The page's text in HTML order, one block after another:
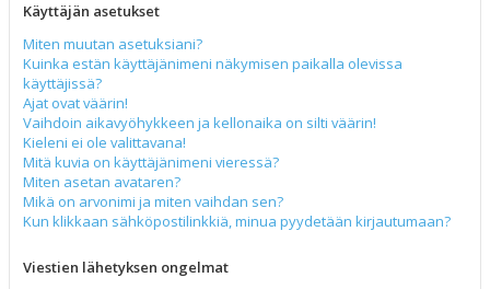
Käyttäjän asetukset
Miten muutan asetuksiani?
Kuinka estän käyttäjänimeni näkymisen paikalla olevissa
käyttäjissä?
Ajat ovat väärin!
Vaihdoin aikavyöhykkeen ja kellonaika on silti väärin!
Kieleni ei ole valittavana!
Mitä kuvia on käyttäjänimeni vieressä?
Miten asetan avataren?
Mikä on arvonimi ja miten vaihdan sen?
Kun klikkaan sähköpostilinkkiä, minua pyydetään kirjautumaan?
Viestien lähetyksen ongelmat